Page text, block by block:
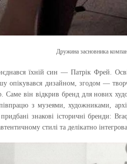
Дружина засновника
їхній син — Патрік Фрей.
опікувався дизайном, згодом —
Саме він відкрив бренд для нових
з музеями, художниками,
знакові історичні бренди:
стилі та делікатно